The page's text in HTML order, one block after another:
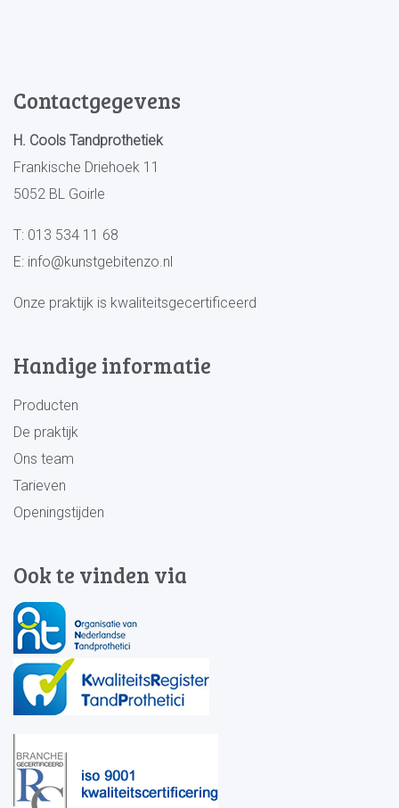
Contactgegevens
H. Cools Tandprothetiek
Frankische Driehoek 11
5052 BL Goirle
T: 013 534 11 68
E: info@kunstgebitenzo.nl
Onze praktijk is kwaliteitsgecertificeerd
Handige informatie
Producten
De praktijk
Ons team
Tarieven
Openingstijden
Ook te vinden via